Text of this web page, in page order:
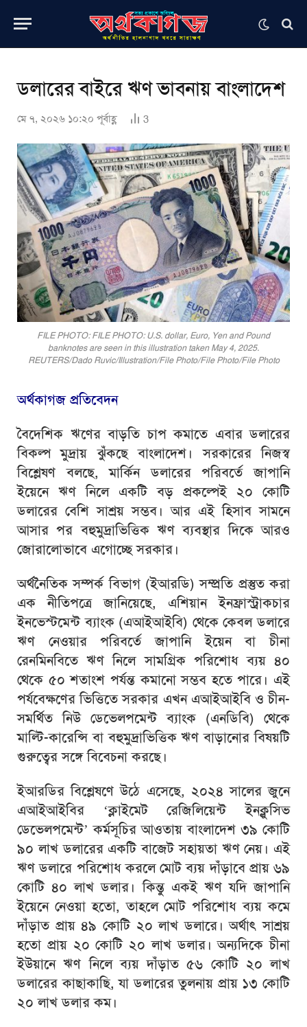
ডলারের বাইরে ঋণ ভাবনায় বাংলাদেশ
মে ৭, ২০২৬ ১০:২০ পূর্বাহ্ণ 3
FILE PHOTO: FILE PHOTO: U.S. dollar, Euro, Yen and Pound
banknotes are seen in this illustration taken May 4, 2025.
REUTERS/Dado Ruvic/Illustration/File Photo/File Photo/File Photo
অর্থকাগজ প্রতিবেদন
বৈদেশিক ঋণের বাড়তি চাপ কমাতে এবার ডলারের
বিকল্প মুদ্রায় ঝুঁকছে বাংলাদেশ। সরকারের নিজস্ব
বিশ্লেষণ বলছে, মার্কিন ডলারের পরিবর্তে জাপানি
ইয়েনে ঋণ নিলে একটি বড় প্রকল্পেই ২০ কোটি
ডলারের বেশি সাশ্রয় সম্ভব। আর এই হিসাব সামনে
আসার পর বহুমুদ্রাভিত্তিক ঋণ ব্যবস্থার দিকে আরও
জোরালোভাবে এগোচ্ছে সরকার।
অর্থনৈতিক সম্পর্ক বিভাগ (ইআরডি) সম্প্রতি প্রস্তুত করা
এক নীতিপত্রে জানিয়েছে, এশিয়ান ইনফ্রাস্ট্রাকচার
ইনভেস্টমেন্ট ব্যাংক (এআইআইবি) থেকে কেবল ডলারে
ঋণ নেওয়ার পরিবর্তে জাপানি ইয়েন বা চীনা
রেনমিনবিতে ঋণ নিলে সামগ্রিক পরিশোধ ব্যয় ৪০
থেকে ৫০ শতাংশ পর্যন্ত কমানো সম্ভব হতে পারে। এই
পর্যবেক্ষণের ভিত্তিতে সরকার এখন এআইআইবি ও চীন-
সমর্থিত নিউ ডেভেলপমেন্ট ব্যাংক (এনডিবি) থেকে
মাল্টি-কারেন্সি বা বহুমুদ্রাভিত্তিক ঋণ বাড়ানোর বিষয়টি
গুরুত্বের সঙ্গে বিবেচনা করছে।
ইআরডির বিশ্লেষণে উঠে এসেছে, ২০২৪ সালের জুনে
এআইআইবির ‘ক্লাইমেট রেজিলিয়েন্ট ইনক্লুসিভ
ডেভেলপমেন্ট’ কর্মসূচির আওতায় বাংলাদেশ ৩৯ কোটি
৯০ লাখ ডলারের একটি বাজেট সহায়তা ঋণ নেয়। এই
ঋণ ডলারে পরিশোধ করলে মোট ব্যয় দাঁড়াবে প্রায় ৬৯
কোটি ৪০ লাখ ডলার। কিন্তু একই ঋণ যদি জাপানি
ইয়েনে নেওয়া হতো, তাহলে মোট পরিশোধ ব্যয় কমে
দাঁড়াত প্রায় ৪৯ কোটি ২০ লাখ ডলারে। অর্থাৎ সাশ্রয়
হতো প্রায় ২০ কোটি ২০ লাখ ডলার। অন্যদিকে চীনা
ইউয়ানে ঋণ নিলে ব্যয় দাঁড়াত ৫৬ কোটি ২০ লাখ
ডলারের কাছাকাছি, যা ডলারের তুলনায় প্রায় ১৩ কোটি
২০ লাখ ডলার কম।